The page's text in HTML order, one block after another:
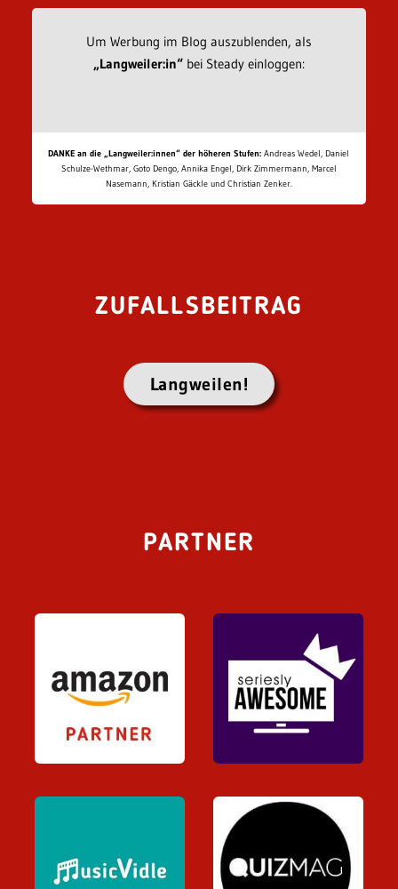
Um Werbung im Blog auszublenden, als
„Langweiler:in“bei Steady einloggen:
DANKE an die „Langweiler:innen“ der höheren Stufen: Andreas Wedel, Daniel
Schulze-Wethmar, Goto Dengo, Annika Engel, Dirk Zimmermann, Marcel
Nasemann, Kristian Gäckle und Christian Zenker.
ZUFALLSBEITRAG
Langweilen!
PARTNER